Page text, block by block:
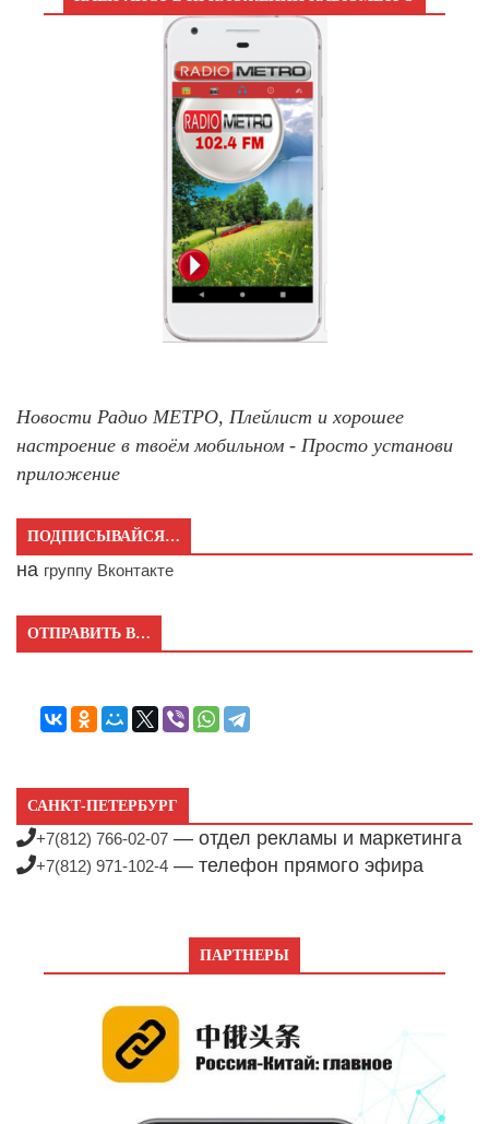
Новости Радио МЕТРО, Плейлист и хорошее
настроение в твоём мобильном - Просто установи
приложение
ПОДПИСЫВАЙСЯ…
на группу Вконтакте
ОТПРАВИТЬ В…
САНКТ-ПЕТЕРБУРГ
+7(812) 766-02-07 — отдел рекламы и маркетинга
+7(812) 971-102-4 — телефон прямого эфира
ПАРТНЕРЫ